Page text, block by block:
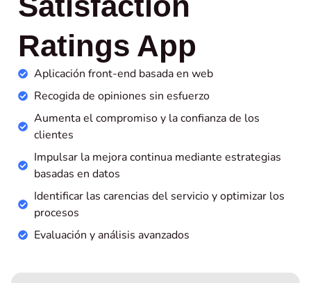
Ratings App
Aplicación front-end basada en web
Recogida de opiniones sin esfuerzo
Aumenta el compromiso y la confianza de los
clientes
Impulsar la mejora continua mediante estrategias
basadas en datos
Identificar las carencias del servicio y optimizar los
procesos
Evaluación y análisis avanzados